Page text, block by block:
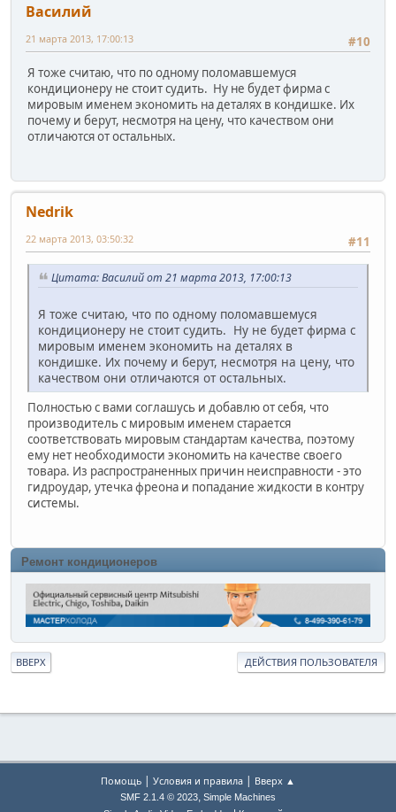
Василий
#10
21 марта 2013, 17:00:13
Я тоже считаю, что по одному поломавшемуся
кондиционеру не стоит судить. Ну не будет фирма с
мировым именем экономить на деталях в кондишке. Их
почему и берут, несмотря на цену, что качеством они
отличаются от остальных.
Nedrik
#11
22 марта 2013, 03:50:32
Цитата: Василий от 21 марта 2013, 17:00:13
Я тоже считаю, что по одному поломавшемуся
кондиционеру не стоит судить. Ну не будет фирма с
мировым именем экономить на деталях в
кондишке. Их почему и берут, несмотря на цену, что
качеством они отличаются от остальных.
Полностью с вами соглашусь и добавлю от себя, что
производитель с мировым именем старается
соответствовать мировым стандартам качества, поэтому
ему нет необходимости экономить на качестве своего
товара. Из распространенных причин неисправности - это
гидроудар, утечка фреона и попадание жидкости в контру
системы.
Ремонт кондиционеров
ВВЕРХ ДЕЙСТВИЯ ПОЛЬЗОВАТЕЛЯ
Помощь | Условия и правила | Вверх ▲
SMF 2.1.4 © 2023, Simple Machines